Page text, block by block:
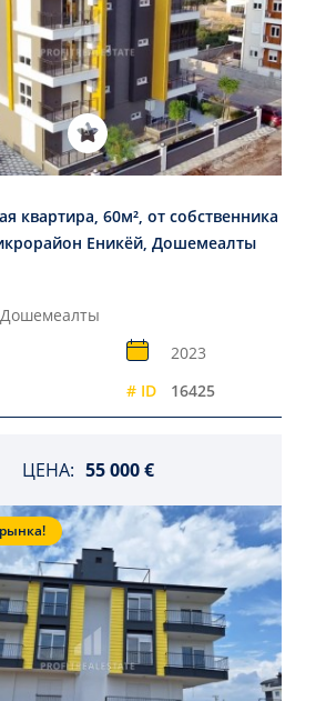
квартира, 60м², от собственника
Еникёй, Дошемеалты
Дошемеалты
2023
# ID 16425
ЦЕНА: 55 000 €